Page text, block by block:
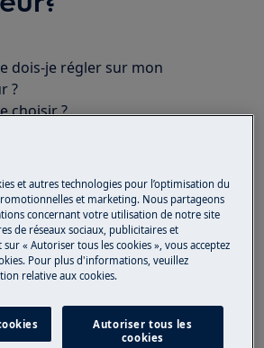
dois-je régler sur mon
?
choisir ?
mobile
le bouton «fan speed» pour
du ventilateur «auto»,
et autres technologies pour l’optimisation du
et marketing. Nous partageons
concernant votre utilisation de notre site
de réseaux sociaux, publicitaires et
« Autoriser tous les cookies », vous acceptez
Pour plus d'informations, veuillez
relative aux cookies.
Autoriser tous les
cookies